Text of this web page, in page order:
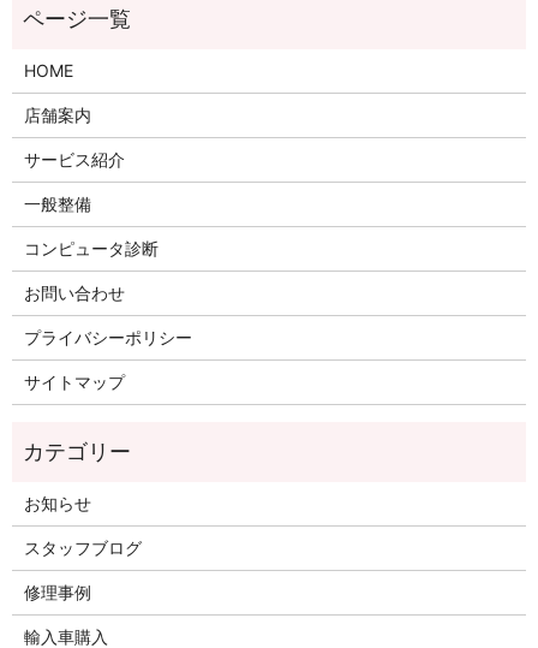
HOME
店舗案内
サービス紹介
一般整備
コンピュータ診断
お問い合わせ
プライバシーポリシー
サイトマップ
お知らせ
スタッフブログ
修理事例
輸入車購入